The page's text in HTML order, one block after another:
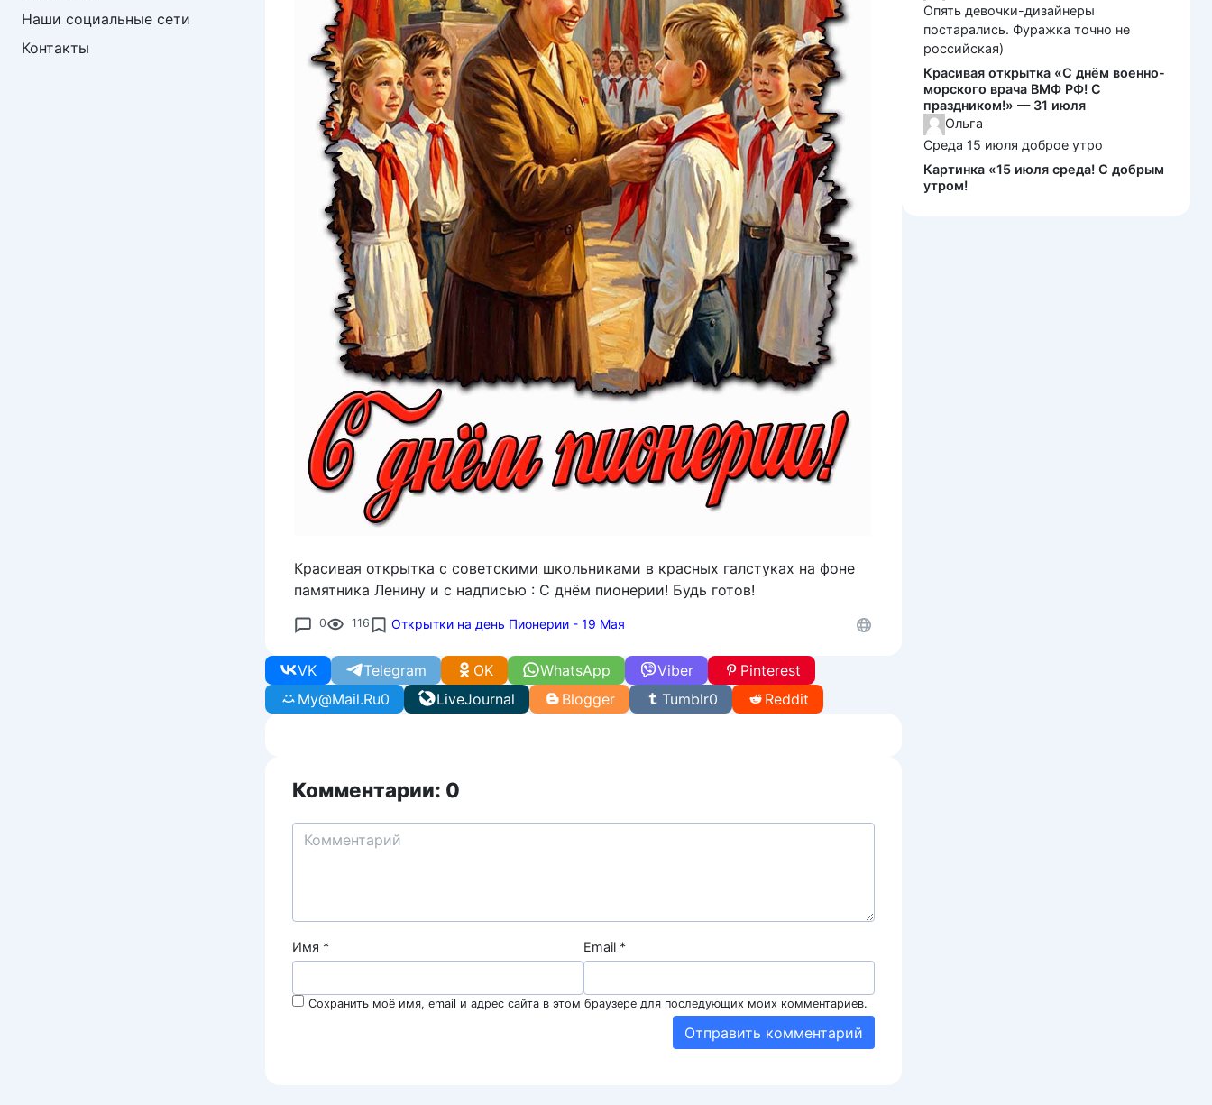
Красивая открытка с советскими школьниками в красных галстуках на фоне
памятника Ленину и с надписью : С днём пионерии! Будь готов!
0 116 Открытки на день Пионерии - 19 Мая
WhatsApp
VK Telegram Viber
OK
LiveJournal
My@Mail.Ru0 Tumblr0
Pinterest
Reddit
Blogger
Комментарии: 0
Имя * Email *
Сохранить моё имя, email и адрес сайта в этом браузере для последующих моих комментариев.
Наши социальные сети
Контакты
Опять девочки-дизайнеры
постарались. Фуражка точно не
российская)
Красивая открытка «С днём военно-
морского врача ВМФ РФ! С
праздником!» — 31 июля
Ольга
Среда 15 июля доброе утро
Картинка «15 июля среда! С добрым
утром!